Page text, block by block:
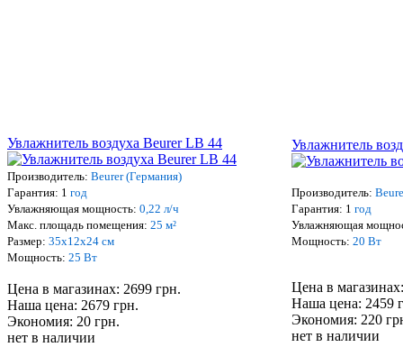
Увлажнитель воздуха Beurer LB 44
Производитель: Beurer (Германия)
Гарантия: 1 год
Увлажняющая мощность: 0,22 л/ч
Макс. площадь помещения: 25 м²
Размер: 35х12х24 см
Мощность: 25 Вт
Цена в магазинах: 2699 грн.
Наша цена: 2679 грн.
Экономия: 20 грн.
нет в наличии
Увлажнитель
Производитель:
Гарантия: 1 год
Увлажняющая
Мощность: 20 Вт
Цена в
Наша цена: 2459
Экономия: 220
нет в наличии